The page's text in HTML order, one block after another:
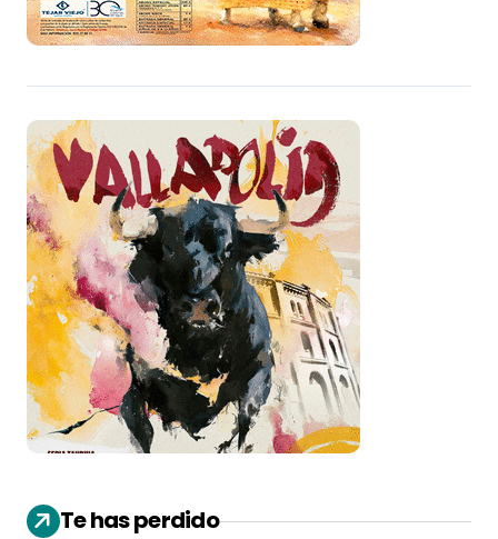
Te has perdido